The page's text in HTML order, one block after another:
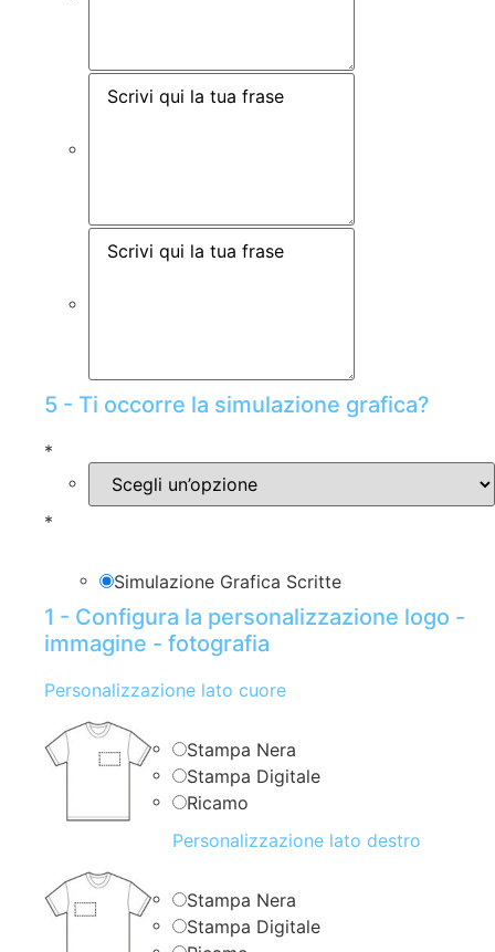
5 - Ti occorre la simulazione grafica?
*
*
Simulazione Grafica Scritte
1 - Configura la personalizzazione logo -
immagine - fotografia
Personalizzazione lato cuore
Stampa Nera
Stampa Digitale
Ricamo
Personalizzazione lato destro
Stampa Nera
Stampa Digitale